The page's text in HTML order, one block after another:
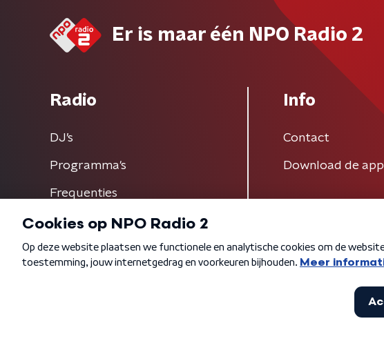
Er is maar één NPO Radio 2
Radio
DJ’s
Programma's
Frequenties
Info
Contact
Download de app
Algemene voorwaarden Privacybeleid